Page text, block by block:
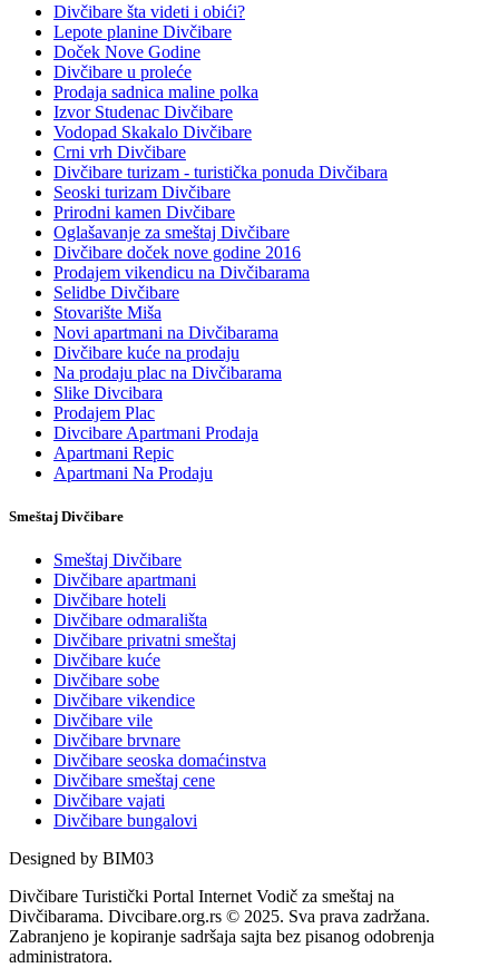
Divčibare šta videti i obići?
Lepote planine Divčibare
Doček Nove Godine
Divčibare u proleće
Prodaja sadnica maline polka
Izvor Studenac Divčibare
Vodopad Skakalo Divčibare
Crni vrh Divčibare
Divčibare turizam - turistička ponuda Divčibara
Seoski turizam Divčibare
Prirodni kamen Divčibare
Oglašavanje za smeštaj Divčibare
Divčibare doček nove godine 2016
Prodajem vikendicu na Divčibarama
Selidbe Divčibare
Stovarište Miša
Novi apartmani na Divčibarama
Divčibare kuće na prodaju
Na prodaju plac na Divčibarama
Slike Divcibara
Prodajem Plac
Divcibare Apartmani Prodaja
Apartmani Repic
Apartmani Na Prodaju
Smeštaj Divčibare
Smeštaj Divčibare
Divčibare apartmani
Divčibare hoteli
Divčibare odmarališta
Divčibare privatni smeštaj
Divčibare kuće
Divčibare sobe
Divčibare vikendice
Divčibare vile
Divčibare brvnare
Divčibare seoska domaćinstva
Divčibare smeštaj cene
Divčibare vajati
Divčibare bungalovi
Designed by BIM03
Divčibare Turistički Portal Internet Vodič za smeštaj na
Divčibarama. Divcibare.org.rs © 2025. Sva prava zadržana.
Zabranjeno je kopiranje sadršaja sajta bez pisanog odobrenja
administratora.